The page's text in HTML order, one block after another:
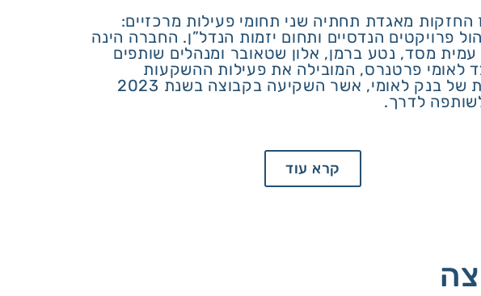
החזקות מאגדת תחתיה שני תחומי פעילות מרכזיים:
פרויקטים הנדסיים ותחום יזמות הנדל”ן. החברה הינה
מסד, נטע ברמן, אלון שטאובר ומנהלים שותפים
לאומי פרטנרס, המובילה את פעילות ההשקעות
הריאליות של בנק לאומי, אשר השקיעה בקבוצה בשנת 2023
לדרך.
קרא עוד